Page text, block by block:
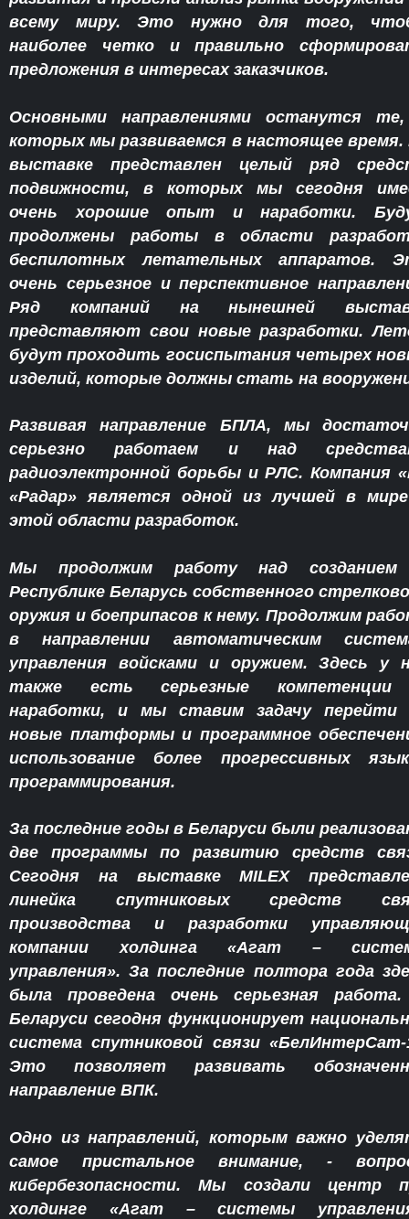
всему миру. Это нужно для того,
наиболее четко и правильно
предложения в интересах заказчиков.
Основными направлениями останутся
которых мы развиваемся в настоящее время.
выставке представлен целый ряд
подвижности, в которых мы сегодня
очень хорошие опыт и наработки.
продолжены работы в области
беспилотных летательных аппаратов.
очень серьезное и перспективное
Ряд компаний на нынешней
представляют свои новые разработки.
будут проходить госиспытания четырех
изделий, которые должны стать на
Развивая направление БПЛА, мы
серьезно работаем и над
радиоэлектронной борьбы и РЛС. Компания
«Радар» является одной из лучшей в
этой области разработок.
Мы продолжим работу над
Республике Беларусь собственного
оружия и боеприпасов к нему. Продолжим
в направлении автоматическим
управления войсками и оружием. Здесь у
также есть серьезные
наработки, и мы ставим задачу перейти
новые платформы и программное
использование более прогрессивных
программирования.
За последние годы в Беларуси были
две программы по развитию средств
Сегодня на выставке MILEX
линейка спутниковых средств
производства и разработки
компании холдинга «Агат –
управления». За последние полтора года
была проведена очень серьезная
Беларуси сегодня функционирует
система спутниковой связи «БелИнтерСат-
Это позволяет развивать
направление ВПК.
Одно из направлений, которым важно
самое пристальное внимание, -
кибербезопасности. Мы создали центр
холдинге «Агат – системы